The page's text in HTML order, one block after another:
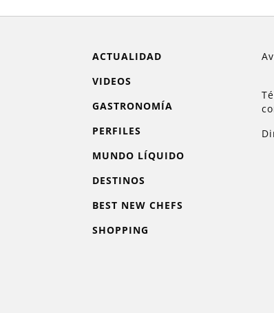
ACTUALIDAD
VIDEOS
GASTRONOMÍA
PERFILES
MUNDO LÍQUIDO
DESTINOS
BEST NEW CHEFS
SHOPPING